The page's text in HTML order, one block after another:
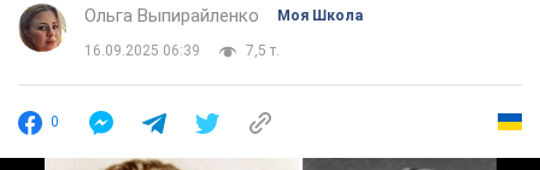
Ольга Выпирайленко Моя Школа
16.09.2025 06:39 7,5 т.
0